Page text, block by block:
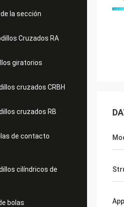
la sección
Cruzados RA
giratorios
cruzados CRBH
cruzados RB
de contacto
cilíndricos de
bolas